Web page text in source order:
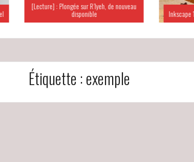
[Lecture] : Plongée sur R’lyeh, de nouveau
disponible Inkscape
Étiquette :exemple